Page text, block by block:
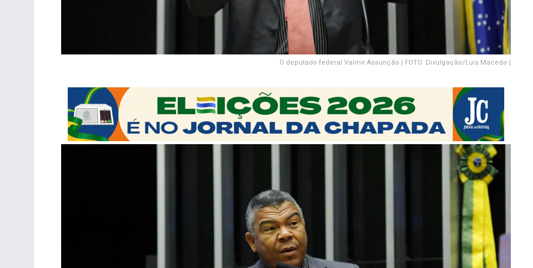
O deputado federal Valmir Assunção | FOTO: Divulgação/Luis Macedo |